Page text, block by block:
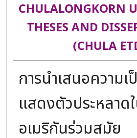
CHULALONGKORN
THESES AND
(CHULA
การนำเสนอความ
แสดงตัวประหลาด
อเมริกันร่วมสมัย